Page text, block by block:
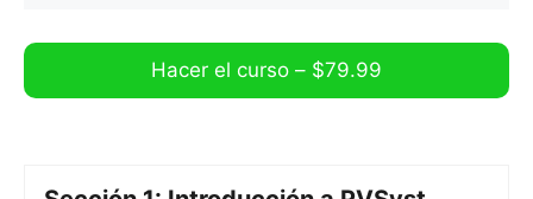
Hacer el curso – $79.99